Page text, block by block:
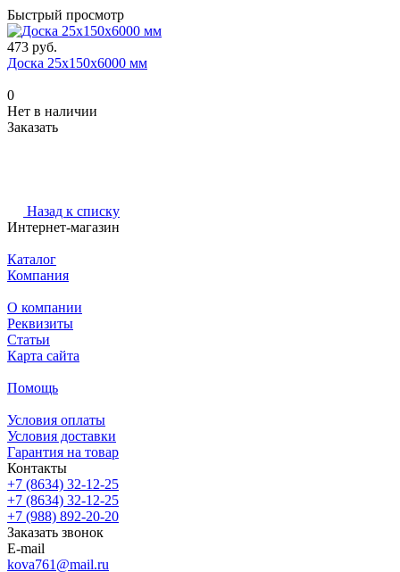
Быстрый просмотр
473 руб.
Доска 25х150х6000 мм
0
Нет в наличии
Заказать
Назад к списку
Интернет-магазин
Каталог
Компания
О компании
Реквизиты
Статьи
Карта сайта
Помощь
Условия оплаты
Условия доставки
Гарантия на товар
Контакты
+7 (8634) 32-12-25
+7 (8634) 32-12-25
+7 (988) 892-20-20
Заказать звонок
E-mail
kova761@mail.ru